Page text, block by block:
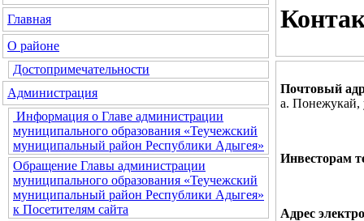
Главная
О районе
Достопримечательности
Администрация
Информация о Главе администрации
муниципального образования «Теучежский
муниципальный район Республики Адыгея»
Обращение Главы администрации
муниципального образования «Теучежский
муниципальный район Республики Адыгея»
к Посетителям сайта
Почтовый
а. Понежукай,
Инвесторам
Адрес